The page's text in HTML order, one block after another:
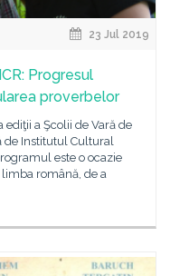
23 Jul 2019
Progresul
proverbelor
ediţii a Şcolii de Vară de
de Institutul Cultural
este o ocazie
română, de a